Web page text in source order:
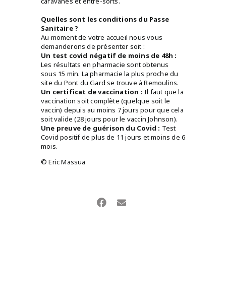
Quelles sont les conditions du Passe
Sanitaire ?
Au moment de votre accueil nous vous
demanderons de présenter soit :
Un test covid négatif de moins de 48h :
Les résultats en pharmacie sont obtenus
sous 15 min. La pharmacie la plus proche du
site du Pont du Gard se trouve à Remoulins.
Un certificat de vaccination : Il faut que la
vaccination soit complète (quelque soit le
vaccin) depuis au moins 7 jours pour que cela
soit valide (28 jours pour le vaccin Johnson).
Une preuve de guérison du Covid : Test
Covid positif de plus de 11 jours et moins de 6
mois.
© Eric Massua